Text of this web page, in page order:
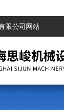
限公司网站